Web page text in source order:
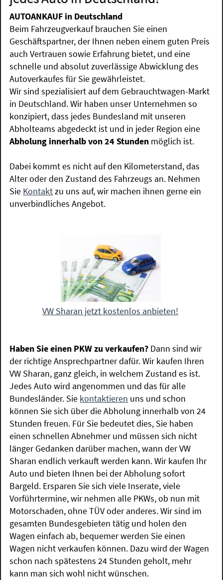
AUTOANKAUF in Deutschland
Beim Fahrzeugverkauf brauchen Sie einen
Geschäftspartner, der Ihnen neben einem guten Preis
auch Vertrauen sowie Erfahrung bietet, und eine
schnelle und absolut zuverlässige Abwicklung des
Autoverkaufes für Sie gewährleistet.
Wir sind spezialisiert auf dem Gebrauchtwagen-Markt
in Deutschland. Wir haben unser Unternehmen so
konzipiert, dass jedes Bundesland mit unseren
Abholteams abgedeckt ist und in jeder Region eine
Abholung innerhalb von 24 Stunden möglich ist.
Dabei kommt es nicht auf den Kilometerstand, das
Alter oder den Zustand des Fahrzeugs an. Nehmen
Sie Kontaktzu uns auf, wir machen ihnen gerne ein
unverbindliches Angebot.
VW Sharan jetzt kostenlos anbieten!
Haben Sie einen PKW zu verkaufen? Dann sind wir
der richtige Ansprechpartner dafür. Wir kaufen Ihren
VW Sharan, ganz gleich, in welchem Zustand es ist.
Jedes Auto wird angenommen und das für alle
Bundesländer. Sie kontaktieren uns und schon
können Sie sich über die Abholung innerhalb von 24
Stunden freuen. Für Sie bedeutet dies, Sie haben
einen schnellen Abnehmer und müssen sich nicht
länger Gedanken darüber machen, wann der VW
Sharan endlich verkauft werden kann. Wir kaufen Ihr
Auto und bieten Ihnen bei der Abholung sofort
Bargeld. Ersparen Sie sich viele Inserate, viele
Vorführtermine, wir nehmen alle PKWs, ob nun mit
Motorschaden, ohne TÜV oder anderes. Wir sind im
gesamten Bundesgebieten tätig und holen den
Wagen einfach ab, bequemer werden Sie einen
Wagen nicht verkaufen können. Dazu wird der Wagen
schon nach spätestens 24 Stunden geholt, mehr
kann man sich wohl nicht wünschen.